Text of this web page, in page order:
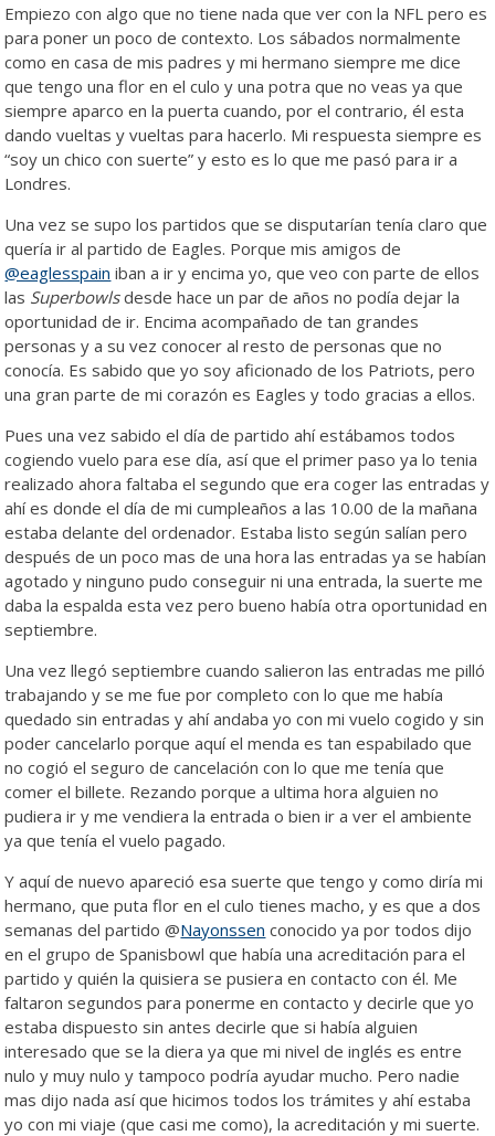
Empiezo con algo que no tiene nada que ver con la NFL pero es
para poner un poco de contexto. Los sábados normalmente
como en casa de mis padres y mi hermano siempre me dice
que tengo una flor en el culo y una potra que no veas ya que
siempre aparco en la puerta cuando, por el contrario, él esta
dando vueltas y vueltas para hacerlo. Mi respuesta siempre es
“soy un chico con suerte” y esto es lo que me pasó para ir a
Londres.
Una vez se supo los partidos que se disputarían tenía claro que
quería ir al partido de Eagles. Porque mis amigos de
@eaglesspain iban a ir y encima yo, que veo con parte de ellos
las Superbowlsdesde hace un par de años no podía dejar la
oportunidad de ir. Encima acompañado de tan grandes
personas y a su vez conocer al resto de personas que no
conocía. Es sabido que yo soy aficionado de los Patriots, pero
una gran parte de mi corazón es Eagles y todo gracias a ellos.
Pues una vez sabido el día de partido ahí estábamos todos
cogiendo vuelo para ese día, así que el primer paso ya lo tenia
realizado ahora faltaba el segundo que era coger las entradas y
ahí es donde el día de mi cumpleaños a las 10.00 de la mañana
estaba delante del ordenador. Estaba listo según salían pero
después de un poco mas de una hora las entradas ya se habían
agotado y ninguno pudo conseguir ni una entrada, la suerte me
daba la espalda esta vez pero bueno había otra oportunidad en
septiembre.
Una vez llegó septiembre cuando salieron las entradas me pilló
trabajando y se me fue por completo con lo que me había
quedado sin entradas y ahí andaba yo con mi vuelo cogido y sin
poder cancelarlo porque aquí el menda es tan espabilado que
no cogió el seguro de cancelación con lo que me tenía que
comer el billete. Rezando porque a ultima hora alguien no
pudiera ir y me vendiera la entrada o bien ir a ver el ambiente
ya que tenía el vuelo pagado.
Y aquí de nuevo apareció esa suerte que tengo y como diría mi
hermano, que puta flor en el culo tienes macho, y es que a dos
semanas del partido @Nayonssen conocido ya por todos dijo
en el grupo de Spanisbowl que había una acreditación para el
partido y quién la quisiera se pusiera en contacto con él. Me
faltaron segundos para ponerme en contacto y decirle que yo
estaba dispuesto sin antes decirle que si había alguien
interesado que se la diera ya que mi nivel de inglés es entre
nulo y muy nulo y tampoco podría ayudar mucho. Pero nadie
mas dijo nada así que hicimos todos los trámites y ahí estaba
yo con mi viaje (que casi me como), la acreditación y mi suerte.